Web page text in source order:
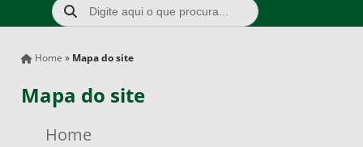
Home » Mapa do site
Mapa do site
Home